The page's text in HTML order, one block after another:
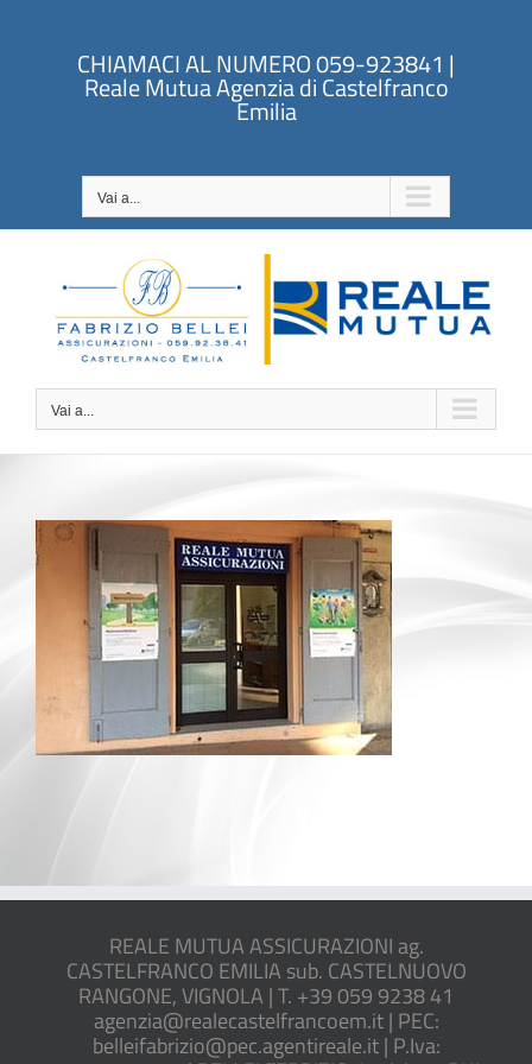
contenutoCHIAMACI AL NUMERO 059-923841 |
Reale Mutua Agenzia di Castelfranco
Emilia
Vai a...
Vai a...
REALE MUTUA ASSICURAZIONI ag.
CASTELFRANCO EMILIA sub. CASTELNUOVO
RANGONE, VIGNOLA | T. +39 059 9238 41
agenzia@realecastelfrancoem.it | PEC:
belleifabrizio@pec.agentireale.it | P.Iva: